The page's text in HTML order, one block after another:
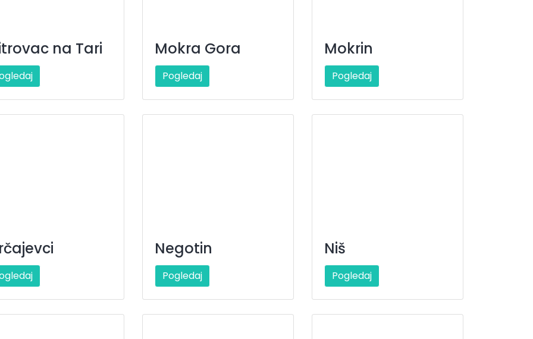
na Tari Mokra Gora
Pogledaj
Mokrin
Pogledaj
Negotin
Pogledaj
Niš
Pogledaj